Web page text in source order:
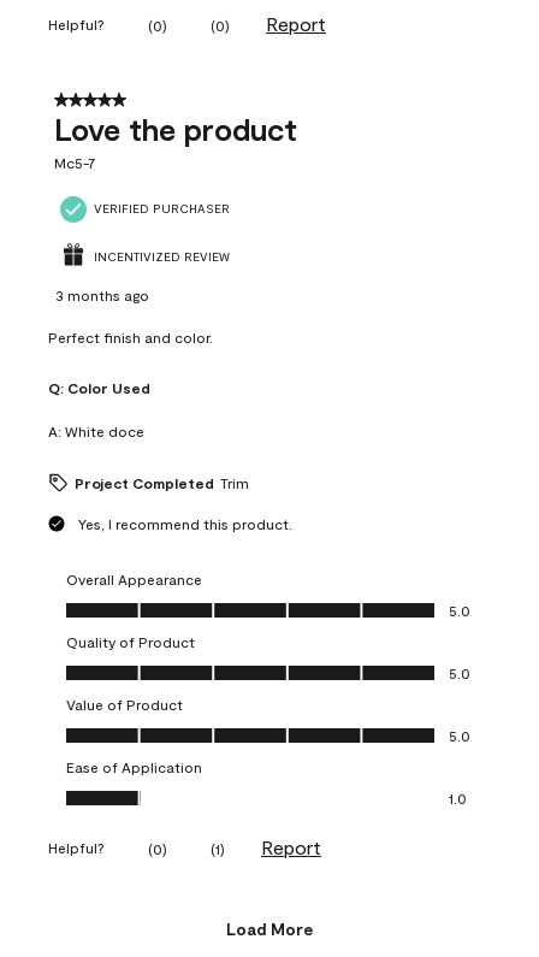
Helpful? (0) (0) Report
5 out of 5 stars.
Love the product
Mc5-7
VERIFIED PURCHASER
INCENTIVIZED REVIEW
3 months ago
Perfect finish and color.
Q: Color Used
A: White doce
Project Completed Trim
Yes, I recommend this product.
Overall Appearance
Overall Appearance, 5.0 out of 5
5.0
Quality of Product
Quality of Product, 5.0 out of 5
5.0
Value of Product
Value of Product, 5.0 out of 5
5.0
Ease of Application
Ease of Application, 1.0 out of 5
1.0
Helpful? (0) (1) Report
Load More